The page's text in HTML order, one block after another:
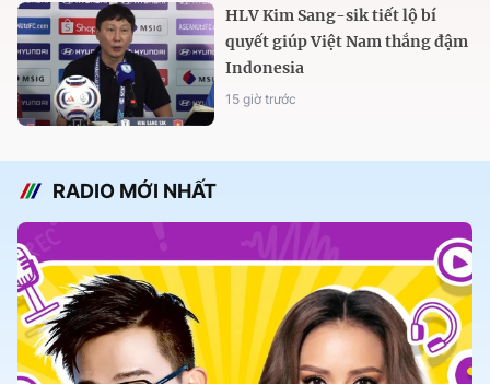
HLV Kim Sang-sik tiết lộ bí
quyết giúp Việt Nam thắng đậm
Indonesia
15 giờ trước
RADIO MỚI NHẤT